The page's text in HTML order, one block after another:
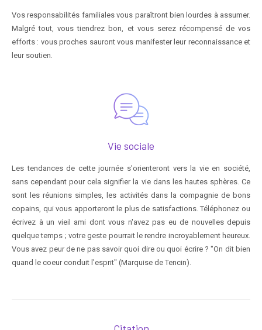
Vos responsabilités familiales vous paraîtront bien lourdes à assumer.
Malgré tout, vous tiendrez bon, et vous serez récompensé de vos
efforts : vous proches sauront vous manifester leur reconnaissance et
leur soutien.
Vie sociale
Les tendances de cette journée s'orienteront vers la vie en société,
sans cependant pour cela signifier la vie dans les hautes sphères. Ce
sont les réunions simples, les activités dans la compagnie de bons
copains, qui vous apporteront le plus de satisfactions. Téléphonez ou
écrivez à un vieil ami dont vous n'avez pas eu de nouvelles depuis
quelque temps ; votre geste pourrait le rendre incroyablement heureux.
Vous avez peur de ne pas savoir quoi dire ou quoi écrire ? "On dit bien
quand le coeur conduit l'esprit" (Marquise de Tencin).